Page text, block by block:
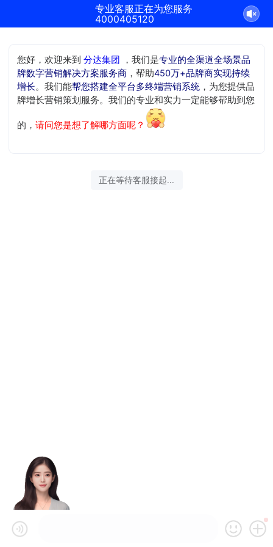
专业客服正在为您服务
4000405120
您好，欢迎来到分达集团 ，我们是专业的全渠道全场景品
牌数字营销解决方案服务商 ，帮助450万+品牌商实现持续
增长。我们能帮您搭建全平台多终端营销系统 ，为您提供品
牌增长营销策划服务。我们的专业和实力一定能够帮助到您
的，请问您是想了解哪方面呢？
正在等待客服接起...